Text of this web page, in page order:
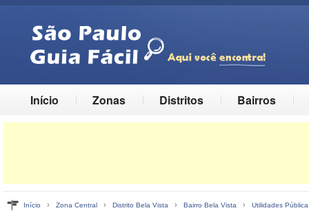
Início Zonas Distritos Bairros
Início › Zona Central › Distrito Bela Vista › Bairro Bela Vista › Utilidades Pública